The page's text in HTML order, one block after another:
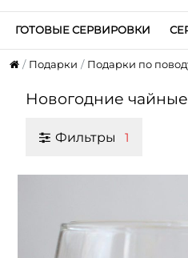
ГОТОВЫЕ СЕРВИРОВКИ
Подарки Подарки по
Новогодние
Фильтры 1